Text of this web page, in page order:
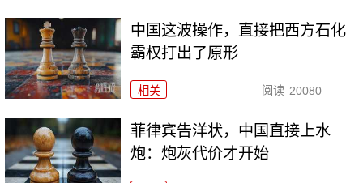
中国这波操作，直接把西方石化
霸权打出了原形
相关 阅读 20080
菲律宾告洋状，中国直接上水
炮：炮灰代价才开始